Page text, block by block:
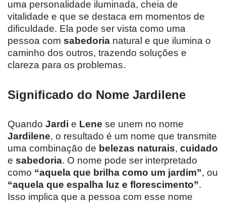
uma personalidade iluminada, cheia de
vitalidade e que se destaca em momentos de
dificuldade. Ela pode ser vista como uma
pessoa com sabedoria natural e que ilumina o
caminho dos outros, trazendo soluções e
clareza para os problemas.
Significado do Nome Jardilene
Quando Jardi e Lene se unem no nome
Jardilene, o resultado é um nome que transmite
uma combinação de belezas naturais, cuidado
e sabedoria. O nome pode ser interpretado
como “aquela que brilha como um jardim”, ou
“aquela que espalha luz e florescimento”.
Isso implica que a pessoa com esse nome